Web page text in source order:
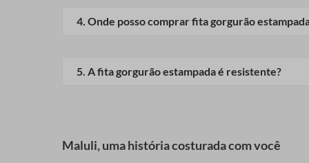
Uma das utilizações mais comuns da fita gorgurão
mantendo a forma e acrescentando um toque
Essa é uma maneira fácil e eficaz de dar um toque
4. Onde posso comprar fita gorgurão
5. A fita gorgurão estampada é resistente?
Maluli, uma história costurada com você